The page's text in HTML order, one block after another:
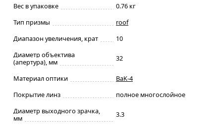
Вес в упаковке
0.76 кг
Тип призмы
roof
Диапазон увеличения, крат
10
Диаметр объектива
(апертура), мм
32
Материал оптики
BaK-4
Покрытие линз
полное многослойное
Диаметр выходного зрачка,
мм
3.3